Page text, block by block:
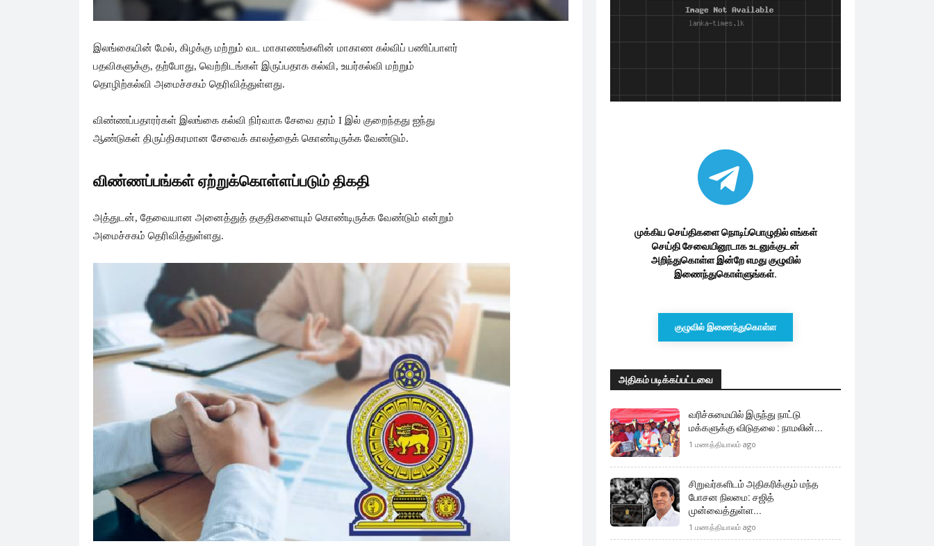
இலங்கையின் மேல், கிழக்கு மற்றும் வட மாகாணங்களின் மாகாண கல்விப் பணிப்பாளர்
பதவிகளுக்கு, தற்போது, வெற்றிடங்கள் இருப்பதாக கல்வி, உயர்கல்வி மற்றும்
தொழிற்கல்வி அமைச்சகம் தெரிவித்துள்ளது.
விண்ணப்பதாரர்கள் இலங்கை கல்வி நிர்வாக சேவை தரம் I இல் குறைந்தது ஐந்து
ஆண்டுகள் திருப்திகரமான சேவைக் காலத்தைக் கொண்டிருக்க வேண்டும்.
விண்ணப்பங்கள் ஏற்றுக்கொள்ளப்படும் திகதி
அத்துடன், தேவையான அனைத்துத் தகுதிகளையும் கொண்டிருக்க வேண்டும் என்றும்
அமைச்சகம் தெரிவித்துள்ளது.
முக்கிய செய்திகளை நொடிப்பொழுதில் எங்கள்
செய்தி சேவையினூடாக உடனுக்குடன்
அறிந்துகொள்ள இன்றே எமது குழுவில்
இணைந்துகொள்ளுங்கள்.
குழுவில் இணைந்துகொள்ள
அதிகம் படிக்கப்பட்டவை
வரிச்சுமையில் இருந்து நாட்டு
மக்களுக்கு விடுதலை : நாமலின்...
1 மணத்தியாலம் ago
சிறுவர்களிடம் அதிகரிக்கும் மந்த
போசன நிலமை: சஜித்
முன்வைத்துள்ள...
1 மணத்தியாலம் ago